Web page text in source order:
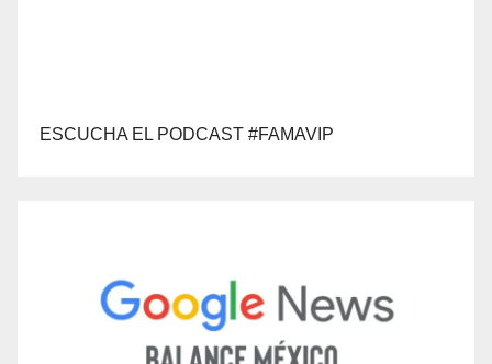
ESCUCHA EL PODCAST #FAMAVIP